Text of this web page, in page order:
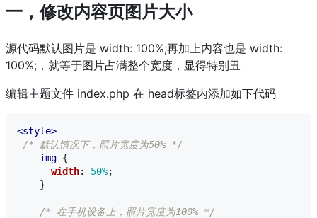
一，修改内容页图片大小
源代码默认图片是 width: 100%;再加上内容也是 width:
100%;，就等于图片占满整个宽度，显得特别丑
编辑主题文件 index.php 在 head标签内添加如下代码
<style>
/* 默认情况下，照片宽度为50% */
img {
width: 50%;
}
/* 在手机设备上，照片宽度为100% */